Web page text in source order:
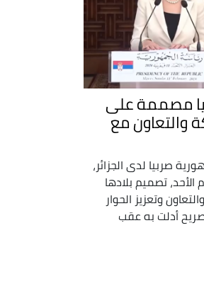
مصممة على
والتعاون مع
صربيا لدى الجزائر،
الأحد، تصميم بلادها
وتعزيز الحوار
أدلت به عقب